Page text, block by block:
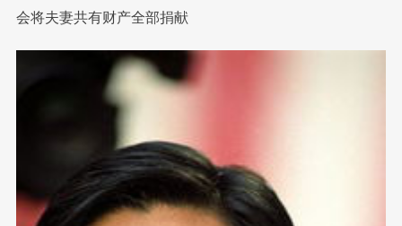
会将夫妻共有财产全部捐献